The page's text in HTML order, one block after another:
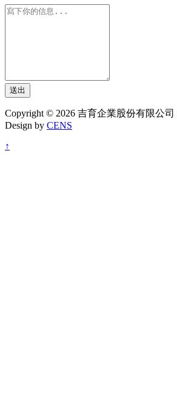
送出
Copyright © 2026 吉育企業股份有限公司
Design by CENS
↑